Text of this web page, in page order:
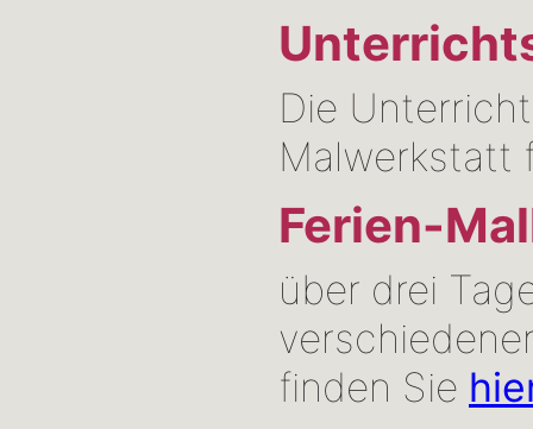
Die
Malwerkstatt
Ferien-
über drei
finden Sie